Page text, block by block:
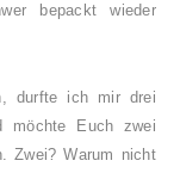
bepackt wieder
durfte ich mir drei
möchte Euch zwei
Zwei? Warum nicht